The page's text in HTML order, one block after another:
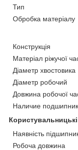
Тип
Обробка матеріалу
Конструкція
Матеріал ріжучої
Діаметр хвостовика
Діаметр робочий
Довжина робочої
Наличие
Наявність
Робоча довжина